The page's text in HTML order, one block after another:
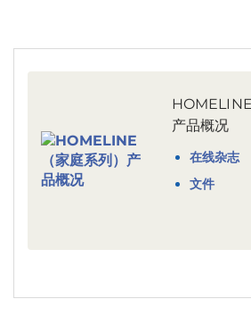
HOMELINE
产品概况
在线杂志
文件